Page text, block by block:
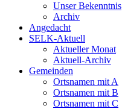
Unser Bekenntnis
Archiv
Angedacht
SELK-Aktuell
Aktueller Monat
Aktuell-Archiv
Gemeinden
Ortsnamen mit A
Ortsnamen mit B
Ortsnamen mit C